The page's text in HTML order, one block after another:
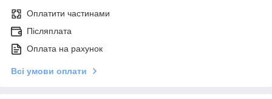
Оплатити частинами
Післяплата
Оплата на рахунок
Всі умови оплати